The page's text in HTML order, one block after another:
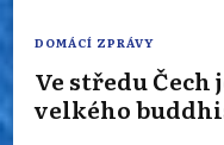
DOMÁCÍ ZPRÁVY
Ve středu Čech
velkého